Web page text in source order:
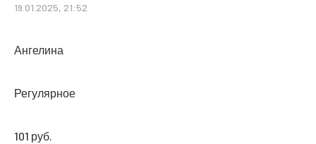
19.01.2025, 21:52
Ангелина
Регулярное
101 руб.